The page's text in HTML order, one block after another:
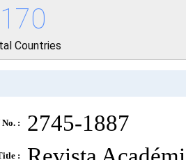
170
Countries
No. : 2745-1887
: